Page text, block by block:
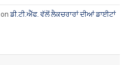
onਡੀ.ਟੀ.ਐੱਫ. ਵੱਲੋਂ ਲੈਕਚਰਾਰਾਂ ਦੀਆਂ ਡਾਈਟਾਂ